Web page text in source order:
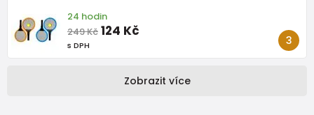
24 hodin
249 Kč 124 Kč
s DPH
Zobrazit více